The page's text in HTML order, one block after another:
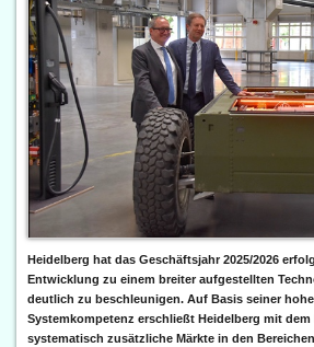
Heidelberg hat das Geschäftsjahr 2025/2026
Entwicklung zu einem breiter aufgestellten
deutlich zu beschleunigen. Auf Basis seiner
Systemkompetenz erschließt Heidelberg mit dem
systematisch zusätzliche Märkte in den